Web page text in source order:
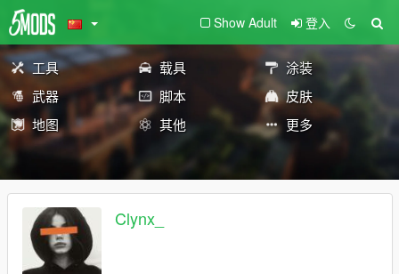
Show Adult 登入
工具 载具
涂装
武器
脚本
皮肤
地图
其他 更多
Clynx_